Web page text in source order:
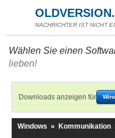
NACHRICHTER IST NICHT
Wählen Sie einen
lieben!
Downloads anzeigen für
Windows » Kommunikation